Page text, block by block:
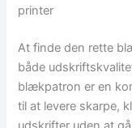
printer
At finde den rette
både
blækpatron er en
til at levere skarpe,